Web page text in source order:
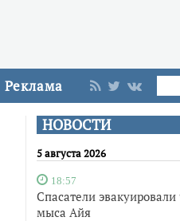
Реклама
НОВОСТИ
5 августа 2026
18:57
Спасатели
мыса Айя